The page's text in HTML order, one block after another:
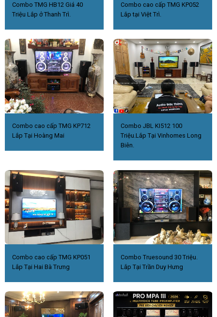
Combo TMG HB12 Giá 40
Triệu Lắp ở Thanh Trì.
Combo cao cấp TMG KP052
Lắp tại Việt Trì.
Combo cao cấp TMG KP712
Lắp Tại Hoàng Mai
Combo JBL KI512 100
Triệu.Lắp Tại Vinhomes Long
Biên.
Combo cao cấp TMG KP051
Lắp Tại Hai Bà Trưng
Combo Truesound 30 Triệu.
Lắp Tại Trần Duy Hưng